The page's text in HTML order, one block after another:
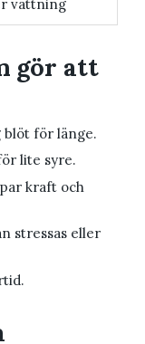
vattning
gör att
blöt för länge.
lite syre.
kraft och
stressas eller